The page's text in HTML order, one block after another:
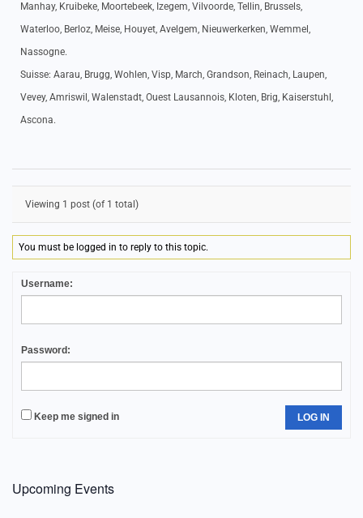
Manhay, Kruibeke, Moortebeek, Izegem, Vilvoorde, Tellin, Brussels,
Waterloo, Berloz, Meise, Houyet, Avelgem, Nieuwerkerken, Wemmel,
Nassogne.
Suisse: Aarau, Brugg, Wohlen, Visp, March, Grandson, Reinach, Laupen,
Vevey, Amriswil, Walenstadt, Ouest Lausannois, Kloten, Brig, Kaiserstuhl,
Ascona.
Viewing 1 post (of 1 total)
You must be logged in to reply to this topic.
Username:
Password:
Keep me signed in LOG IN
Upcoming Events